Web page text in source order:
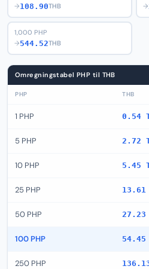
→108.90THB
→
1,000 PHP
→544.52THB
Omregningstabel PHP til THB
PHP THB
1 PHP 0.54
5 PHP 2.72
10 PHP 5.45
25 PHP 13.61
50 PHP 27.23
100 PHP 54.45
250 PHP